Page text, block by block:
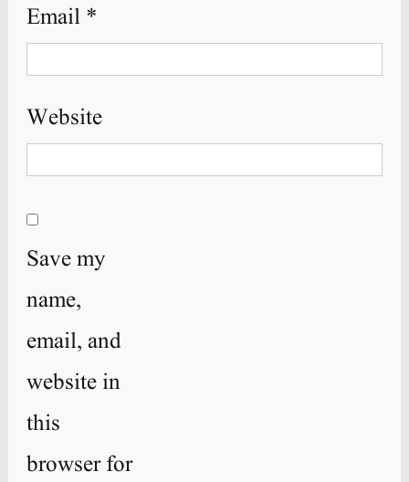
Email *
Website
Save my
name,
email, and
website in
this
browser for